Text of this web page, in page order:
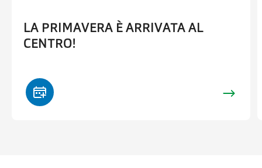
LA PRIMAVERA È ARRIVATA AL
CENTRO!